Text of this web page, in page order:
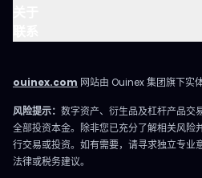
ouinex.com 网站由 Ouinex 集团旗下实
风险提示： 数字资产、衍生品及杠杆产品交
全部投资本金。除非您已充分了解相关风险
行交易或投资。如有需要，请寻求独立专业
法律或税务建议。